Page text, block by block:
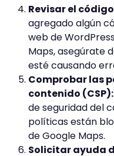
Revisar el
agregado algún
web de
Maps, asegúrate
esté causando
Comprobar las
contenido (CSP):
de seguridad del
políticas están
de Google Maps.
Solicitar ayuda